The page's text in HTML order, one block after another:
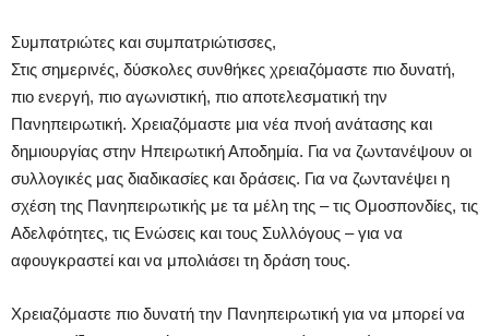
Συμπατριώτες και συμπατριώτισσες,
Στις σημερινές, δύσκολες συνθήκες χρειαζόμαστε πιο δυνατή,
πιο ενεργή, πιο αγωνιστική, πιο αποτελεσματική την
Πανηπειρωτική. Χρειαζόμαστε μια νέα πνοή ανάτασης και
δημιουργίας στην Ηπειρωτική Αποδημία. Για να ζωντανέψουν οι
συλλογικές μας διαδικασίες και δράσεις. Για να ζωντανέψει η
σχέση της Πανηπειρωτικής με τα μέλη της – τις Ομοσπονδίες, τις
Αδελφότητες, τις Ενώσεις και τους Συλλόγους – για να
αφουγκραστεί και να μπολιάσει τη δράση τους.
Χρειαζόμαστε πιο δυνατή την Πανηπειρωτική για να μπορεί να